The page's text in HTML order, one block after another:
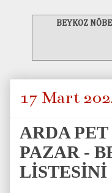
BEYKOZ
17 Mart
ARDA
PAZAR -
LİSTESİNİ